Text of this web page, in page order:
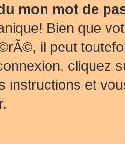
mon mot de
Bien que
il peut
cliquez
instructions et